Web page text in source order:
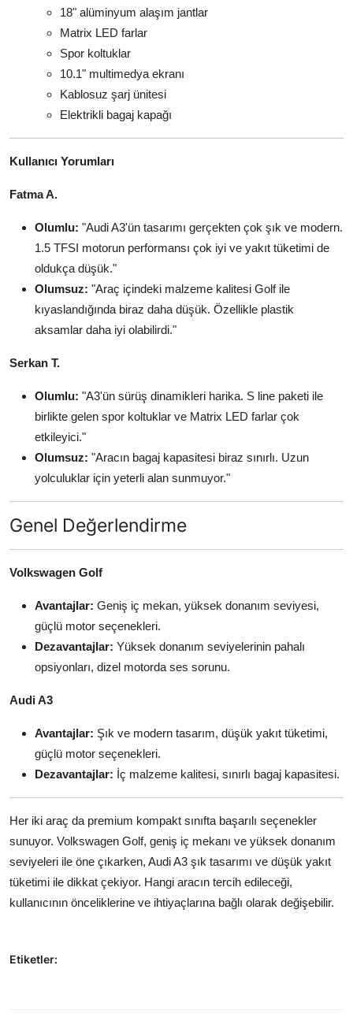
18" alüminyum alaşım jantlar
Matrix LED farlar
Spor koltuklar
10.1" multimedya ekranı
Kablosuz şarj ünitesi
Elektrikli bagaj kapağı
Kullanıcı Yorumları
Fatma A.
Olumlu: "Audi A3'ün tasarımı gerçekten çok şık ve modern.
1.5 TFSI motorun performansı çok iyi ve yakıt tüketimi de
oldukça düşük."
Olumsuz: "Araç içindeki malzeme kalitesi Golf ile
kıyaslandığında biraz daha düşük. Özellikle plastik
aksamlar daha iyi olabilirdi."
Serkan T.
Olumlu: "A3'ün sürüş dinamikleri harika. S line paketi ile
birlikte gelen spor koltuklar ve Matrix LED farlar çok
etkileyici."
Olumsuz: "Aracın bagaj kapasitesi biraz sınırlı. Uzun
yolculuklar için yeterli alan sunmuyor."
Genel Değerlendirme
Volkswagen Golf
Avantajlar: Geniş iç mekan, yüksek donanım seviyesi,
güçlü motor seçenekleri.
Dezavantajlar: Yüksek donanım seviyelerinin pahalı
opsiyonları, dizel motorda ses sorunu.
Audi A3
Avantajlar: Şık ve modern tasarım, düşük yakıt tüketimi,
güçlü motor seçenekleri.
Dezavantajlar: İç malzeme kalitesi, sınırlı bagaj kapasitesi.
Her iki araç da premium kompakt sınıfta başarılı seçenekler
sunuyor. Volkswagen Golf, geniş iç mekanı ve yüksek donanım
seviyeleri ile öne çıkarken, Audi A3 şık tasarımı ve düşük yakıt
tüketimi ile dikkat çekiyor. Hangi aracın tercih edileceği,
kullanıcının önceliklerine ve ihtiyaçlarına bağlı olarak değişebilir.
Etiketler: